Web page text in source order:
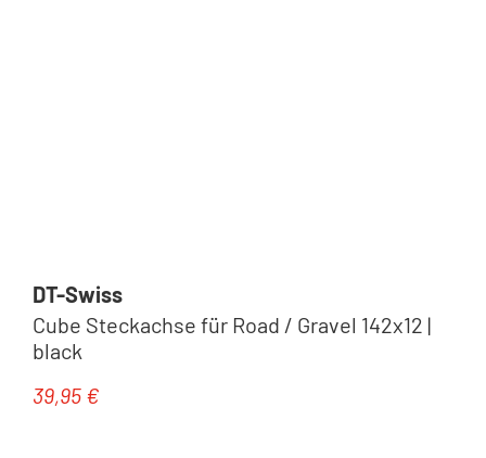
DT-Swiss
Cube Steckachse für Road / Gravel 142x12 |
black
Regulärer Preis:
39,95 €